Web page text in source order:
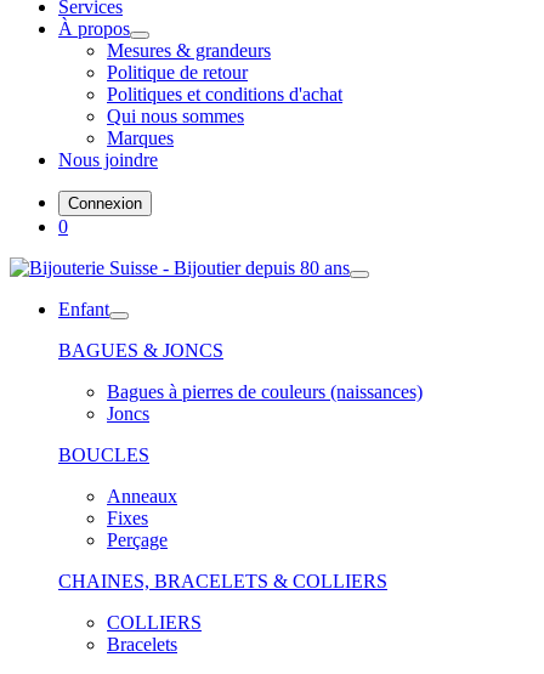
Services
À propos
Mesures & grandeurs
Politique de retour
Politiques et conditions d'achat
Qui nous sommes
Marques
Nous joindre
Connexion
0
Enfant
BAGUES & JONCS
Bagues à pierres de couleurs (naissances)
Joncs
BOUCLES
Anneaux
Fixes
Perçage
CHAINES, BRACELETS & COLLIERS
COLLIERS
Bracelets